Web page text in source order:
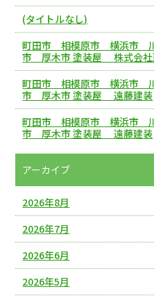
(タイトルなし)
町田市 相模原市 横浜市
市 厚木市 塗装屋 株式会社
町田市 相模原市 横浜市
市 厚木市 塗装屋 遠藤建装
町田市 相模原市 横浜市
市 厚木市 塗装屋 遠藤建装
アーカイブ
2026年8月
2026年7月
2026年6月
2026年5月